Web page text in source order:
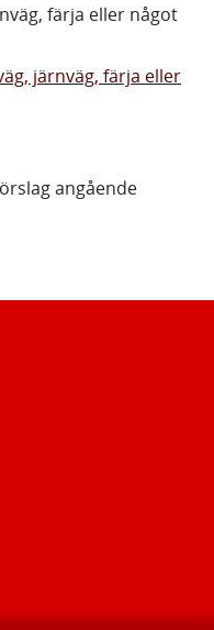
färja eller något
järnväg, färja eller
angående